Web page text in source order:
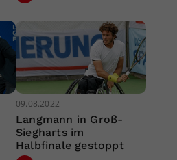
09.08.2022
Langmann in Groß-
Siegharts im
Halbfinale gestoppt